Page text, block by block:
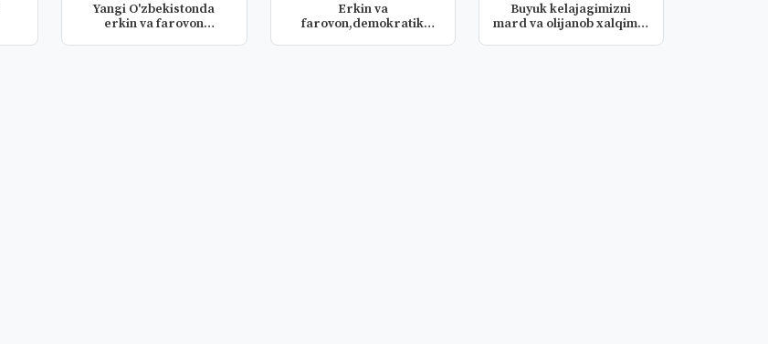
Yangi O'zbekistonda
erkin va farovon
Erkin va
farovon,demokratik
Buyuk kelajagimizni
mard va olijanob xalqimiz